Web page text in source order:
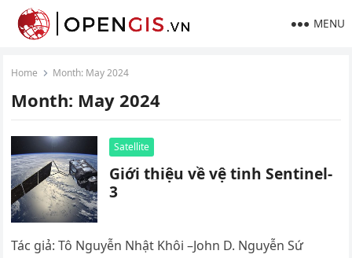
MENU
Home Month: May 2024
Month: May 2024
Satellite
Giới thiệu về vệ tinh Sentinel-
3
Tác giả: Tô Nguyễn Nhật Khôi –John D. Nguyễn Sứ